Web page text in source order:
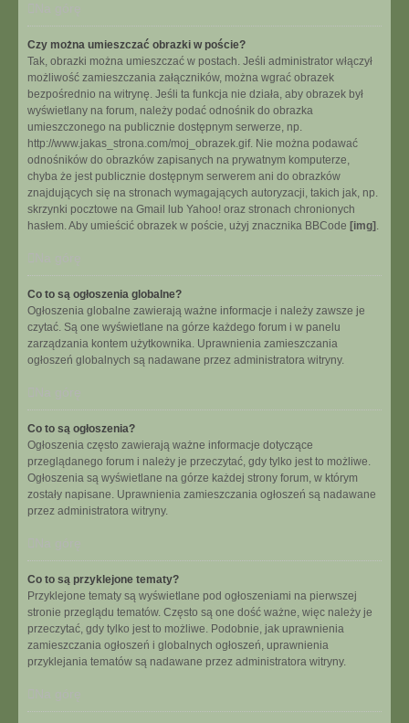
Czy można umieszczać obrazki w poście?
Tak, obrazki można umieszczać w postach. Jeśli administrator włączył
możliwość zamieszczania załączników, można wgrać obrazek
bezpośrednio na witrynę. Jeśli ta funkcja nie działa, aby obrazek był
wyświetlany na forum, należy podać odnośnik do obrazka
umieszczonego na publicznie dostępnym serwerze, np.
http://www.jakas_strona.com/moj_obrazek.gif. Nie można podawać
odnośników do obrazków zapisanych na prywatnym komputerze,
chyba że jest publicznie dostępnym serwerem ani do obrazków
znajdujących się na stronach wymagających autoryzacji, takich jak, np.
skrzynki pocztowe na Gmail lub Yahoo! oraz stronach chronionych
hasłem. Aby umieścić obrazek w poście, użyj znacznika BBCode [img] .
Co to są ogłoszenia globalne?
Ogłoszenia globalne zawierają ważne informacje i należy zawsze je
czytać. Są one wyświetlane na górze każdego forum i w panelu
zarządzania kontem użytkownika. Uprawnienia zamieszczania
ogłoszeń globalnych są nadawane przez administratora witryny.
Co to są ogłoszenia?
Ogłoszenia często zawierają ważne informacje dotyczące
przeglądanego forum i należy je przeczytać, gdy tylko jest to możliwe.
Ogłoszenia są wyświetlane na górze każdej strony forum, w którym
zostały napisane. Uprawnienia zamieszczania ogłoszeń są nadawane
przez administratora witryny.
Co to są przyklejone tematy?
Przyklejone tematy są wyświetlane pod ogłoszeniami na pierwszej
stronie przeglądu tematów. Często są one dość ważne, więc należy je
przeczytać, gdy tylko jest to możliwe. Podobnie, jak uprawnienia
zamieszczania ogłoszeń i globalnych ogłoszeń, uprawnienia
przyklejania tematów są nadawane przez administratora witryny.